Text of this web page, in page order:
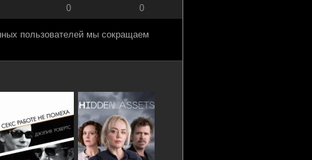
0 0
пользователей мы сокращаем